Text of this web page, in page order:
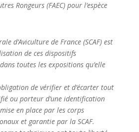
Rongeurs (FAEC) pour l’espèce
d’Aviculture de France (SCAF) est
de ces dispositifs
toutes les expositions qu’elle
de vérifier et d’écarter tout
ou porteur d’une identification
en place par les corps
et garantie par la SCAF.